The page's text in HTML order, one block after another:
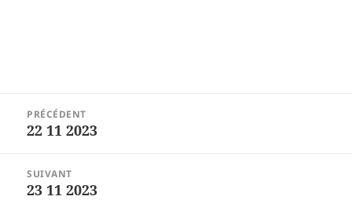
l’article
PRÉCÉDENT
Article
22 11 2023
SUIVANT
Article
23 11 2023